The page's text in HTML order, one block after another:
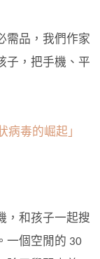
需品，我們作家
子，把手機、平
病毒的崛起」
，和孩子一起搜
一個空閒的 30